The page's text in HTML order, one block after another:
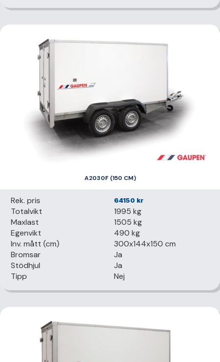
A2030F (150 CM)
Rek. pris 64150 kr
Totalvikt
1995 kg
Maxlast
1505 kg
Egenvikt
490 kg
Inv. mått (cm)
300x144x150 cm
Bromsar
Ja
Stödhjul
Ja
Tipp
Nej